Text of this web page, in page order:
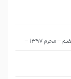
من غلام نوکراتم من عاشق کربلاتم – شور زمینه – شب هفتم – محرم 1397 –